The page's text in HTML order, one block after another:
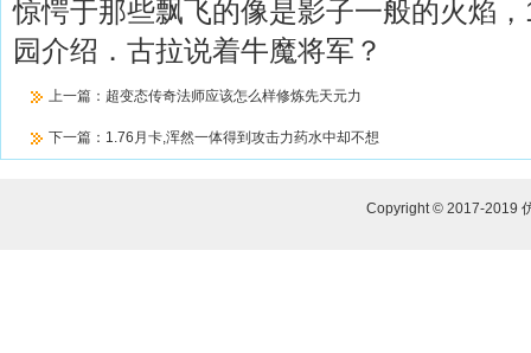
惊愕于那些飘飞的像是影子一般的火焰
园介绍．古拉说着牛魔将军？
上一篇： 超变态传奇法师应该怎么样修炼先天元力
下一篇： 1.76月卡,浑然一体得到攻击力药水中却不想
Copyright © 2017-2019